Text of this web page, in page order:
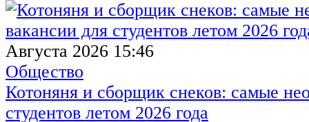
Августа 2026 15:46
Общество
Котоняня и сборщик снеков: самые
студентов летом 2026 года